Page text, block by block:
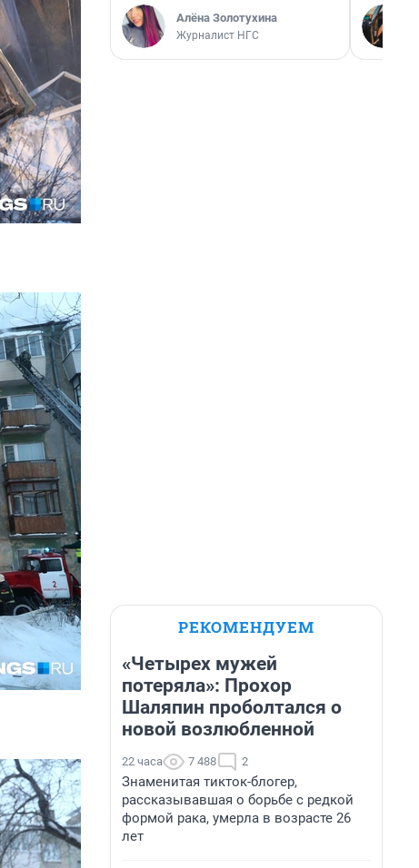
Алёна Золотухина
Журналист НГС
РЕКОМЕНДУЕМ
«Четырех мужей
потеряла»: Прохор
Шаляпин проболтался о
новой возлюбленной
22 часа 7 488 2
Знаменитая тикток-блогер,
рассказывавшая о борьбе с редкой
формой рака, умерла в возрасте 26
лет